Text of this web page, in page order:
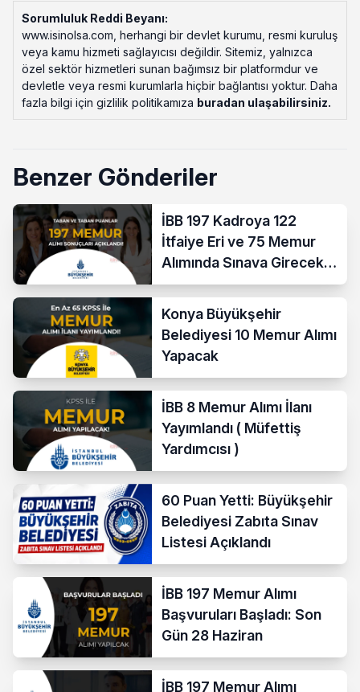
Sorumluluk Reddi Beyanı:
www.isinolsa.com, herhangi bir devlet kurumu, resmi kuruluş
veya kamu hizmeti sağlayıcısı değildir. Sitemiz, yalnızca
özel sektör hizmetleri sunan bağımsız bir platformdur ve
devletle veya resmi kurumlarla hiçbir bağlantısı yoktur. Daha
fazla bilgi için gizlilik politikamıza buradan ulaşabilirsiniz.
Benzer Gönderiler
İBB 197 Kadroya 122
İtfaiye Eri ve 75 Memur
Alımında Sınava Girecek
712 Aday Belli Oldu
Konya Büyükşehir
Belediyesi 10 Memur Alımı
Yapacak
İBB 8 Memur Alımı İlanı
Yayımlandı ( Müfettiş
Yardımcısı )
60 Puan Yetti: Büyükşehir
Belediyesi Zabıta Sınav
Listesi Açıklandı
İBB 197 Memur Alımı
Başvuruları Başladı: Son
Gün 28 Haziran
İBB 197 Memur Alımı